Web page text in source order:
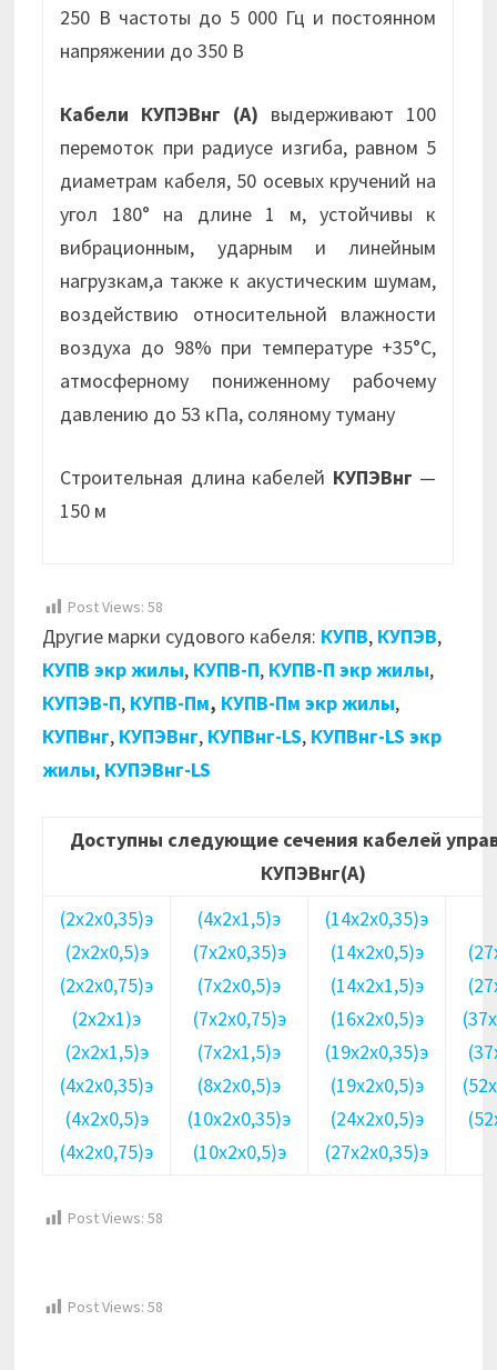
250 В частоты до 5 000 Гц и постоянном
напряжении до 350 В
Кабели КУПЭВнг (А) выдерживают 100
перемоток при радиусе изгиба, равном 5
диаметрам кабеля, 50 осевых кручений на
угол 180° на длине 1 м, устойчивы к
вибрационным, ударным и линейным
нагрузкам,а также к акустическим шумам,
воздействию относительной влажности
воздуха до 98% при температуре +35°С,
атмосферному пониженному рабочему
давлению до 53 кПа, соляному туману
Строительная длина кабелей КУПЭВнг —
150 м
Post Views: 58
Другие марки судового кабеля: КУПВ, КУПЭВ,
КУПВ экр жилы, КУПВ-П, КУПВ-П экр жилы,
КУПЭВ-П, КУПВ-Пм, КУПВ-Пм экр жилы,
КУПВнг, КУПЭВнг, КУПВнг-LS, КУПВнг-LS экр
жилы, КУПЭВнг-LS
Доступны следующие сечения кабелей
КУПЭВнг(А)
(2х2х0,35)э
(2х2х0,5)э
(2х2х0,75)э
(2х2х1)э
(2х2х1,5)э
(4х2х0,35)э
(4х2х0,5)э
(4х2х0,75)э
(4х2х1,5)э
(7х2х0,35)э
(7х2х0,5)э
(7х2х0,75)э
(7х2х1,5)э
(8х2х0,5)э
(10х2х0,35)э
(10х2х0,5)э
(14х2х0,35)э
(14х2х0,5)э
(14х2х1,5)э
(16х2х0,5)э
(19х2х0,35)э
(19х2х0,5)э
(24х2х0,5)э
(27х2х0,35)э
Post Views: 58
Post Views: 58